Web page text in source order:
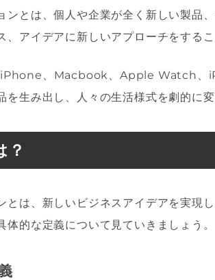
ンとは、個人や企業が全く新しい製品
、アイデアに新しいアプローチをするこ
iPhone、Macbook、Apple Watch、
生み出し、人々の生活様式を劇的に変
？
とは、新しいビジネスアイデアを実現
的な定義について見ていきましょう。